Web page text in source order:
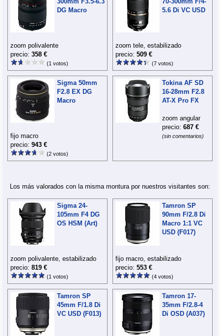
DG Macro
zoom polivalente
precio: 358 €
(1 votos)
5.6 Di VC USD
zoom tele, estabilizado
precio: 509 €
(7 votos)
Sigma 50mm
F2.8 EX DG
Macro
fijo macro
precio: 943 €
(2 votos)
Tokina AF SD
16-28mm F2.8
AT-X Pro FX
zoom angular
precio: 687 €
(sin comentarios)
Los más valorados con la misma montura por nuestros visitantes son:
Sigma 24-
105mm F4 DG
OS HSM (Art)
zoom polivalente, estabilizado
precio: 819 €
(1 votos)
Tamron SP
90mm F/2.8 Di
Macro 1:1 VC
USD (F017)
fijo macro, estabilizado
precio: 553 €
(4 votos)
Tamron SP
45mm F/1.8 Di
VC USD (F013)
Tamron 17-
35mm F/2.8-4
Di OSD (A037)